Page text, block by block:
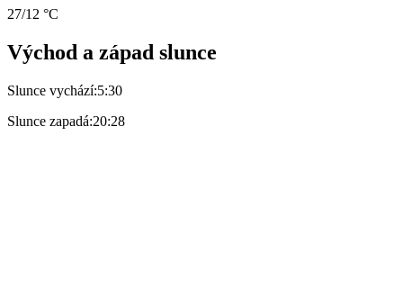
27/12 °C
Východ a západ slunce
Slunce vychází:5:30
Slunce zapadá:20:28